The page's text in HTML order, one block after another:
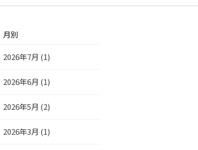
月別
2026年7月 (1)
2026年6月 (1)
2026年5月 (2)
2026年3月 (1)